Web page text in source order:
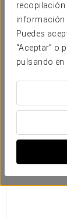
recopilación
información
Puedes
“Aceptar” o
pulsando en